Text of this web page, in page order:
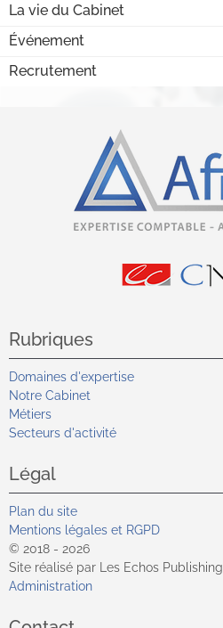
La vie du Cabinet
Événement
Recrutement
Rubriques
Domaines d'expertise
Notre Cabinet
Métiers
Secteurs d'activité
Légal
Plan du site
Mentions légales et RGPD
© 2018 - 2026
Site réalisé par Les Echos Publishing
Administration